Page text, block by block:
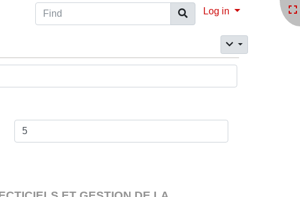
Find Log in